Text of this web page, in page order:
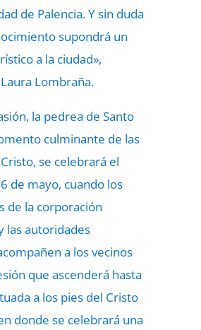
de Palencia. Y sin duda
supondrá un
a la ciudad»,
Lombraña.
la pedrea de Santo
culminante de las
se celebrará el
de mayo, cuando los
de la corporación
las autoridades
a los vecinos
que ascenderá hasta
a los pies del Cristo
donde se celebrará una